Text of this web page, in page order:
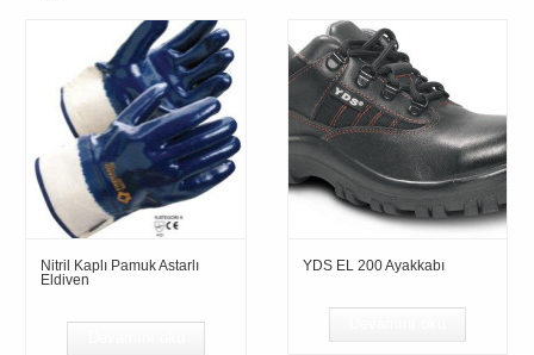
Nitril Kaplı Pamuk Astarlı
Eldiven
YDS EL 200 Ayakkabı